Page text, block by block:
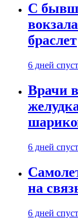
С
браслет
6 дней
Врачи
6 дней
на
6 дней